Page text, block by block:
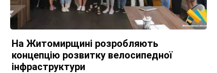
На Житомирщині розробляють
концепцію розвитку велосипедної
інфраструктури